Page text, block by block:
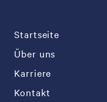
Startseite
Über uns
Karriere
Kontakt